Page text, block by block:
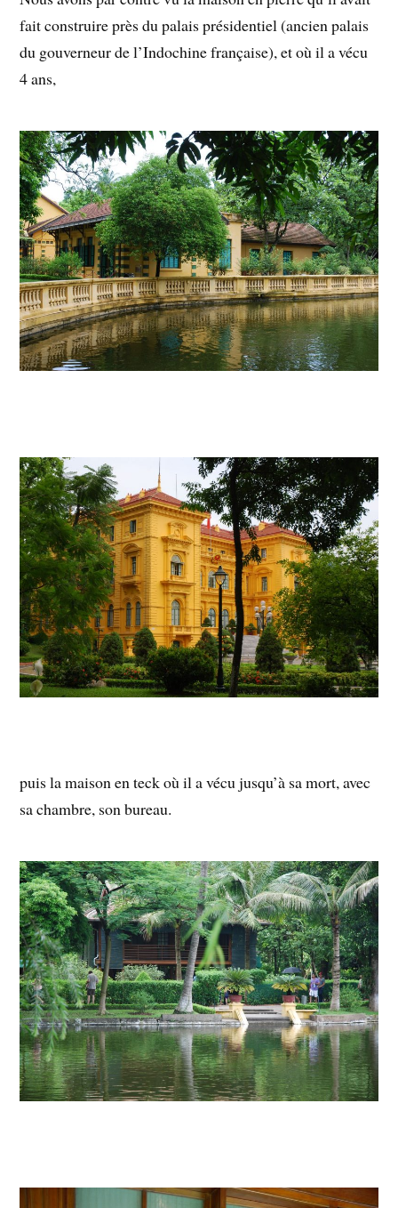
fait construire près du palais présidentiel (ancien palais
du gouverneur de l’Indochine française), et où il a vécu
4 ans,
puis la maison en teck où il a vécu jusqu’à sa mort, avec
sa chambre, son bureau.